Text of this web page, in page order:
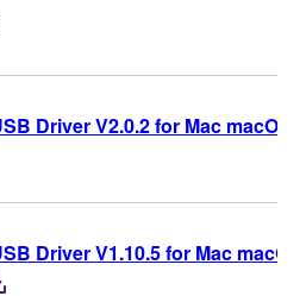
Driver V2.0.2 for Mac macOS
Driver V1.10.5 for Mac macOS